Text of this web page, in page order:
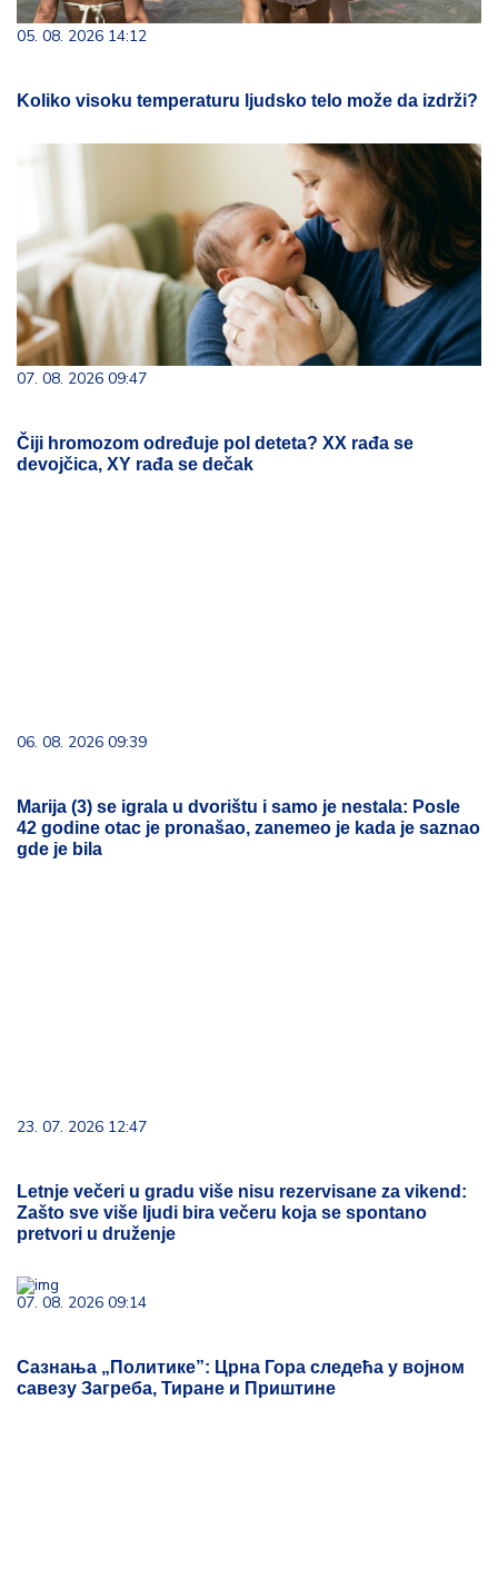
05. 08. 2026 14:12
Koliko visoku temperaturu ljudsko telo može da izdrži?
07. 08. 2026 09:47
Čiji hromozom određuje pol deteta? XX rađa se
devojčica, XY rađa se dečak
06. 08. 2026 09:39
Marija (3) se igrala u dvorištu i samo je nestala: Posle
42 godine otac je pronašao, zanemeo je kada je saznao
gde je bila
23. 07. 2026 12:47
Letnje večeri u gradu više nisu rezervisane za vikend:
Zašto sve više ljudi bira večeru koja se spontano
pretvori u druženje
07. 08. 2026 09:14
Сазнања „Политике”: Црна Гора следећа у војном
савезу Загреба, Тиране и Приштине